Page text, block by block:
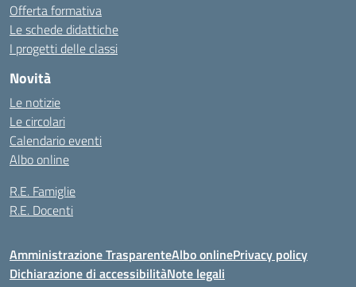
Offerta formativa
Le schede didattiche
I progetti delle classi
Novità
Le notizie
Le circolari
Calendario eventi
Albo online
R.E. Famiglie
R.E. Docenti
Amministrazione TrasparenteAlbo onlinePrivacy policy
Dichiarazione di accessibilitàNote legali